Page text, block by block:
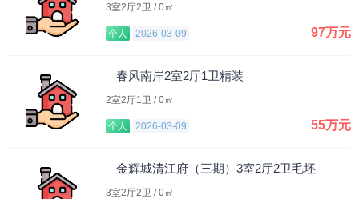
3室2厅2卫 / 0㎡
个人 2026-03-09 97万元
春风南岸2室2厅1卫精装
2室2厅1卫 / 0㎡
个人 2026-03-09 55万元
金辉城清江府（三期）3室2厅2卫毛坯
3室2厅2卫 / 0㎡